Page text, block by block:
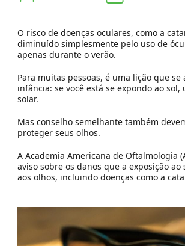
O risco de doenças oculares, como a
diminuído simplesmente pelo uso de
apenas durante o verão.
Para muitas pessoas, é uma lição que se
infância: se você está se expondo ao sol,
solar.
Mas conselho semelhante também
proteger seus olhos.
A Academia Americana de Oftalmologia
aviso sobre os danos que a exposição ao
aos olhos, incluindo doenças como a